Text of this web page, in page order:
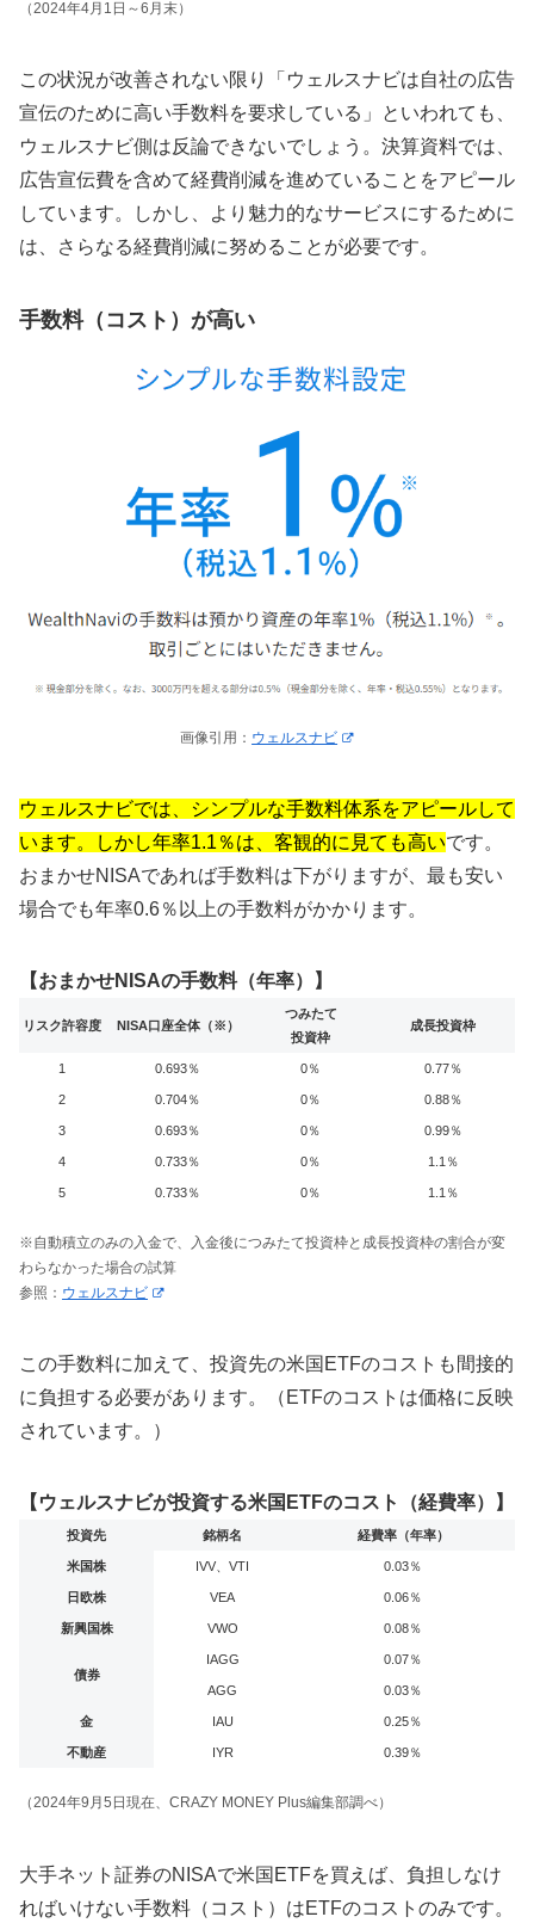
（2024年4月1日～6月末）
この状況が改善されない限り「ウェルスナビは自社の広告
宣伝のために高い手数料を要求している」といわれても、
ウェルスナビ側は反論できないでしょう。決算資料では、
広告宣伝費を含めて経費削減を進めていることをアピール
しています。しかし、より魅力的なサービスにするために
は、さらなる経費削減に努めることが必要です。
手数料（コスト）が高い
画像引用： ウェルスナビ
ウェルスナビでは、シンプルな手数料体系をアピールして
います。しかし年率1.1％は、客観的に見ても高いです。
おまかせNISAであれば手数料は下がりますが、最も安い
場合でも年率0.6％以上の手数料がかかります。
【おまかせNISAの手数料（年率）】
リスク許容度 NISA口座全体（※）
つみたて
投資枠
成長投資枠
1 0.693％ 0％ 0.77％
2 0.704％ 0％ 0.88％
3 0.693％ 0％ 0.99％
4 0.733％ 0％ 1.1％
5 0.733％ 0％ 1.1％
※自動積立のみの入金で、入金後につみたて投資枠と成長投資枠の割合が変
わらなかった場合の試算
参照： ウェルスナビ
この手数料に加えて、投資先の米国ETFのコストも間接的
に負担する必要があります。（ETFのコストは価格に反映
されています。）
【ウェルスナビが投資する米国ETFのコスト（経費率）】
投資先 銘柄名 経費率（年率）
米国株 IVV、VTI 0.03％
日欧株 VEA 0.06％
新興国株 VWO 0.08％
債券
IAGG 0.07％
AGG 0.03％
金 IAU 0.25％
不動産 IYR 0.39％
（2024年9月5日現在、CRAZY MONEY Plus編集部調べ）
大手ネット証券のNISAで米国ETFを買えば、負担しなけ
ればいけない手数料（コスト）はETFのコストのみです。